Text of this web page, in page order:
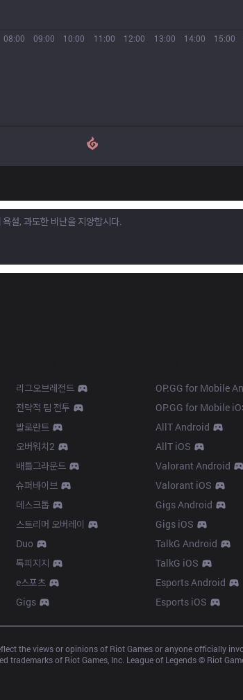
08:00 09:00 10:00 11:00 12:00 13:00 14:00 15:00
리그오브레전드
전략적 팀 전투
발로란트
오버워치2
배틀그라운드
슈퍼바이브
데스크톱
스트리머 오버레이
Duo
톡피지지
e스포츠
Gigs
OP.GG for Mobile
OP.GG for Mobile
AllT Android
AllT iOS
Valorant Android
Valorant iOS
Gigs Android
Gigs iOS
TalkG Android
TalkG iOS
Esports Android
Esports iOS
the views or opinions of Riot Games or anyone officially
trademarks of Riot Games, Inc. League of Legends © Riot